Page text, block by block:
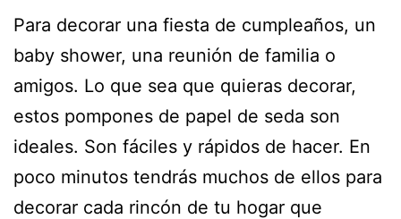
Para decorar una fiesta de cumpleaños, un
baby shower, una reunión de familia o
amigos. Lo que sea que quieras decorar,
estos pompones de papel de seda son
ideales. Son fáciles y rápidos de hacer. En
poco minutos tendrás muchos de ellos para
decorar cada rincón de tu hogar que